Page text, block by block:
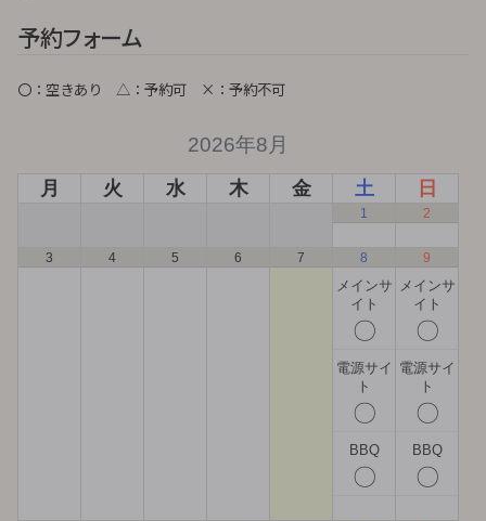
予約フォーム
〇：空きあり △：予約可 ×：予約不可
2026年8月
月 火 水 木 金 土 日
1 2
3 4 5 6 7 8
メインサ
イト
〇
電源サイ
ト
〇
BBQ
〇
9
メインサ
イト
〇
電源サイ
ト
〇
BBQ
〇